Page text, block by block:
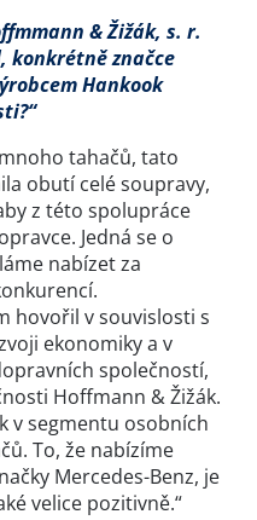
& Žižák, s. r.
konkrétně značce
Hankook
tahačů, tato
obutí celé soupravy,
z této spolupráce
Jedná se o
nabízet za
hovořil v souvislosti s
ekonomiky a v
společností,
Hoffmann & Žižák.
v segmentu osobních
To, že nabízíme
Mercedes-Benz, je
velice pozitivně.“